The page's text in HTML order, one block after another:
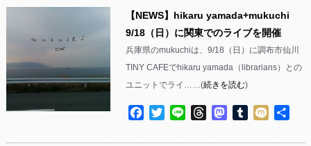
【NEWS】hikaru yamada+mukuchi
9/18（日）に関東でのライブを開催
兵庫県のmukuchiは、9/18（日）に調布市仙川
TINY CAFEでhikaru yamada（librarians）との
ユニットでライ……(続きを読む)
Facebook
TwitterLine ThreadsMastodon
Tumblr
Mixi